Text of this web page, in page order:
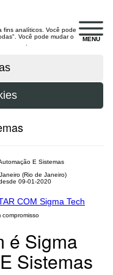
MENU
fins analíticos. Você pode
Você pode mudar o
E Sistemas
(Rio de Janeiro)
09-01-2020
COM Sigma Tech
compromisso
é Sigma
Sistemas